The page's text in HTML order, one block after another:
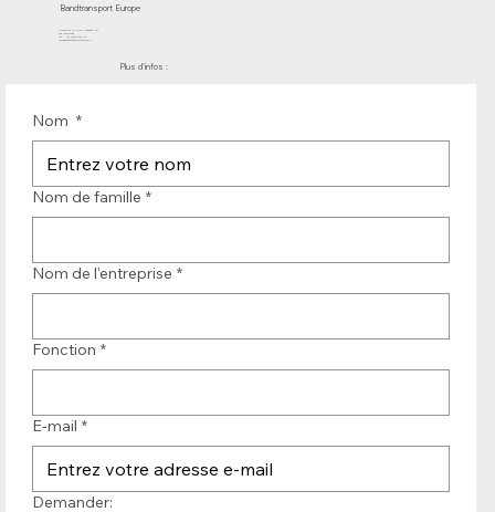
Bandtransport Europe
Molenwerf 12 | DB Uitgeest 1911
les Pays-Bas
Tél. : +31 (0)251 319 119
info@bandtransporteurope.nl
Plus d'infos :
Nom *
Nom de famille *
Nom de l'entreprise *
Fonction *
E-mail *
Demander: